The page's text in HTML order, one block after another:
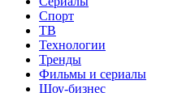
Спорт
ТВ
Технологии
Тренды
Фильмы и сериалы
Шоу-бизнес